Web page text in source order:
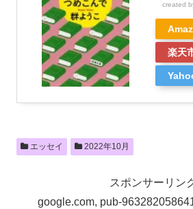
created
楽天
エッセイ 2022年10月
スポンサーリン
google.com, pub-